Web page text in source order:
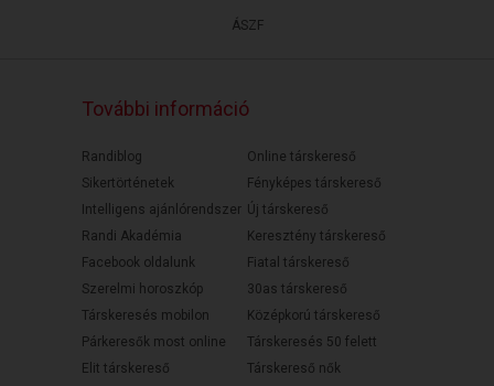
ÁSZF
További információ
Randiblog
Sikertörténetek
Intelligens ajánlórendszer
Randi Akadémia
Facebook oldalunk
Szerelmi horoszkóp
Társkeresés mobilon
Párkeresők most online
Elit társkereső
Online társkereső
Fényképes társkereső
Új társkereső
Keresztény társkereső
Fiatal társkereső
30as társkereső
Középkorú társkereső
Társkeresés 50 felett
Társkereső nők